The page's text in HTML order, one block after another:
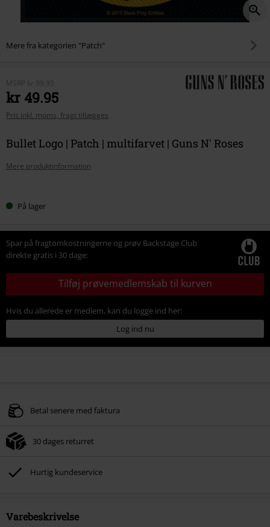
Mere fra kategorien "Patch"
MSRP kr 99.95
kr 49.95
Pris inkl. moms, fragt tillægges
Bullet Logo | Patch | multifarvet | Guns N' Roses
Mere produktinformation
dinPå lager
Spar på fragtomkostningerne og prøv Backstage Club
direkte gratis i 30 dage:
Tilføj prøvemedlemskab til kurven
Hvis du allerede er medlem, kan du logge ind her:
Log ind nu
Betal senere med faktura
30 dages returret
Hurtig kundeservice
Varebeskrivelse